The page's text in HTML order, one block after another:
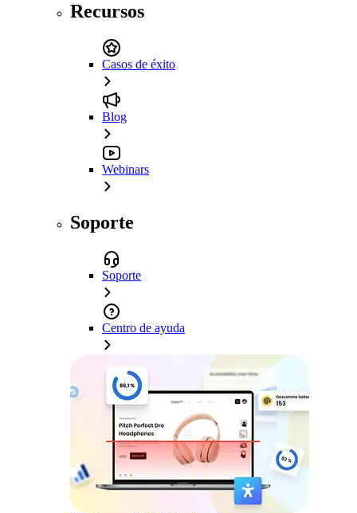
Recursos
Casos de éxito
Blog
Webinars
Soporte
Soporte
Centro de ayuda